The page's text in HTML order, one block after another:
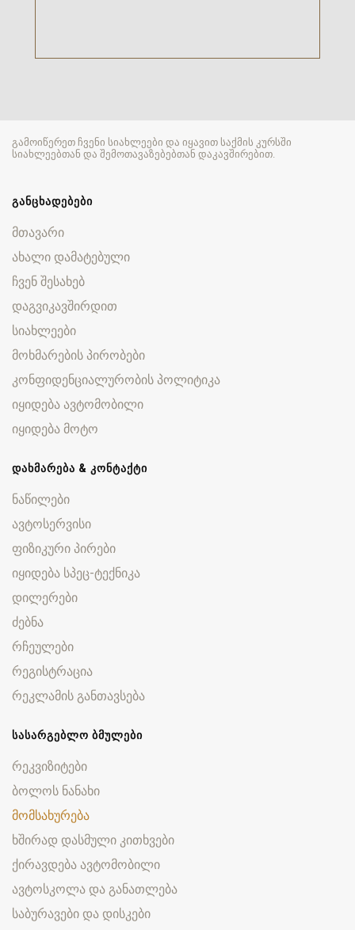
გამოიწერეთ ჩვენი სიახლეები და იყავით საქმის კურსში
სიახლეებთან და შემოთავაზებებთან დაკავშირებით.
ᲒᲐᲜᲪᲮᲐᲓᲔᲑᲔᲑᲘ
მთავარი
ახალი დამატებული
ჩვენ შესახებ
დაგვიკავშირდით
სიახლეები
მოხმარების პირობები
კონფიდენციალურობის პოლიტიკა
იყიდება ავტომობილი
იყიდება მოტო
ᲓᲐᲮᲛᲐᲠᲔᲑᲐ & ᲙᲝᲜᲢᲐᲥᲢᲘ
ნაწილები
ავტოსერვისი
ფიზიკური პირები
იყიდება სპეც-ტექნიკა
დილერები
ძებნა
რჩეულები
რეგისტრაცია
რეკლამის განთავსება
ᲡᲐᲡᲐᲠᲒᲔᲑᲚᲝ ᲑᲛᲣᲚᲔᲑᲘ
რეკვიზიტები
ბოლოს ნანახი
მომსახურება
ხშირად დასმული კითხვები
ქირავდება ავტომობილი
ავტოსკოლა და განათლება
საბურავები და დისკები